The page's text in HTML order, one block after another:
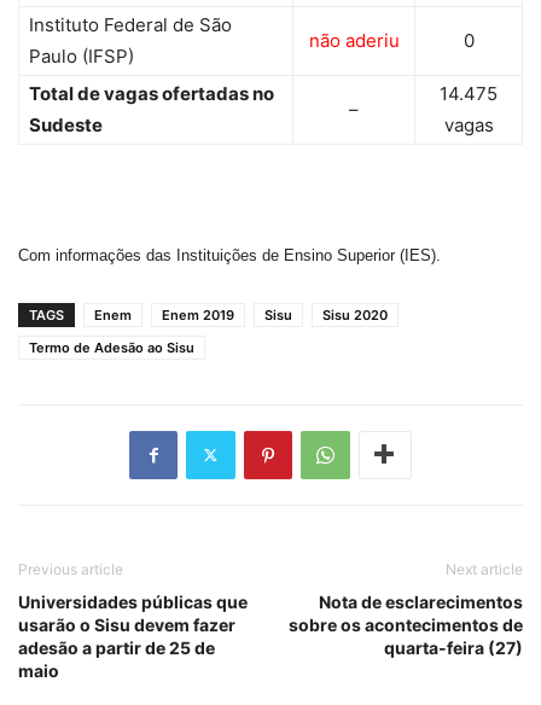
Instituto Federal de São
Paulo (IFSP)
não aderiu 0
Total de vagas ofertadas no
Sudeste
–
14.475
vagas
Com informações das Instituições de Ensino Superior (IES).
TAGS Enem Enem 2019 Sisu
Sisu 2020
Termo de Adesão ao Sisu
Previous article
Universidades públicas que
usarão o Sisu devem fazer
adesão a partir de 25 de
maio
Next article
Nota de esclarecimentos
sobre os acontecimentos de
quarta-feira (27)